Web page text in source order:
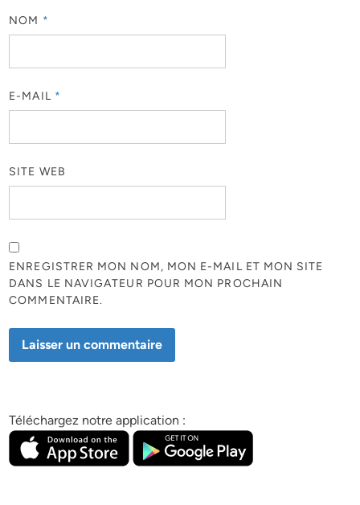
NOM *
E-MAIL *
SITE WEB
ENREGISTRER MON NOM, MON E-MAIL ET MON SITE
DANS LE NAVIGATEUR POUR MON PROCHAIN
COMMENTAIRE.
Téléchargez notre application :